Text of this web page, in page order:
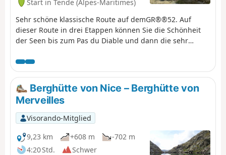
fabelhaft.
Start in Tende (Alpes-Maritimes)
Sehr schöne klassische Route auf demGR®®52. Auf
dieser Route in drei Etappen können Sie die Schönheit
der Seen bis zum Pas du Diable und dann die sehr
des Mont Capelet Supérieur genießen. Nach der Baisse
Cavaline gelangen Sie schließlich in eine mediterranere
Landschaft und entdecken das Authion-Massiv, einen
historischen Ort am Ende des Zweiten Weltkriegs.
Berghütte von Nice – Berghütte von
Merveilles
Visorando-Mitglied
9,23 km
+608 m
-702 m
4:20 Std.
Schwer